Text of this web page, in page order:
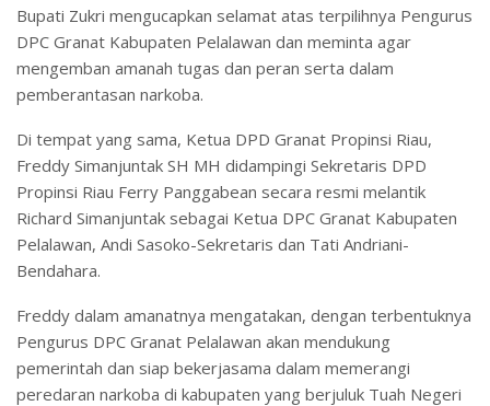
Bupati Zukri mengucapkan selamat atas terpilihnya Pengurus
DPC Granat Kabupaten Pelalawan dan meminta agar
mengemban amanah tugas dan peran serta dalam
pemberantasan narkoba.
Di tempat yang sama, Ketua DPD Granat Propinsi Riau,
Freddy Simanjuntak SH MH didampingi Sekretaris DPD
Propinsi Riau Ferry Panggabean secara resmi melantik
Richard Simanjuntak sebagai Ketua DPC Granat Kabupaten
Pelalawan, Andi Sasoko-Sekretaris dan Tati Andriani-
Bendahara.
Freddy dalam amanatnya mengatakan, dengan terbentuknya
Pengurus DPC Granat Pelalawan akan mendukung
pemerintah dan siap bekerjasama dalam memerangi
peredaran narkoba di kabupaten yang berjuluk Tuah Negeri